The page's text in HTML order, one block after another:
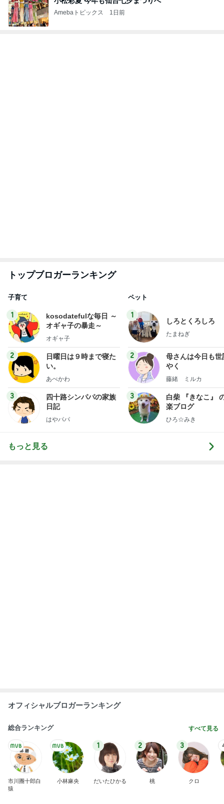
Amebaトピックス 1日前
トップブロガーランキング
子育て
1
kosodatefulな毎日 ～
オギャ子の暴走～
オギャ子
2
日曜日は９時まで寝た
い。
あべかわ
3
四十路シンパパの家族
日記
はやパパ
ペット
1
しろとくろしろ
たまねぎ
2
母さんは今日も世
やく
藤緒 ミルカ
3
白柴 『きなこ』
楽ブログ
ひろ☆みき
もっと見る
オフィシャルブロガーランキング
総合ランキング すべて見る
市川團十郎白
猿
小林麻央
1
だいたひかる
2
桃
3
クロ